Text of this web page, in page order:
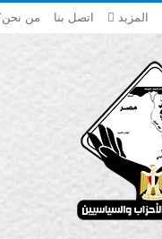
من اتصل بنا المزيد